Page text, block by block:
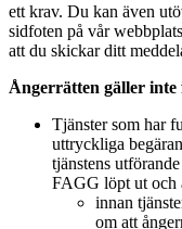
ett krav. Du kan även
sidfoten på vår
att du skickar ditt
Ångerrätten gäller inte
Tjänster som har
uttryckliga
tjänstens
FAGG löpt ut och
innan
om att